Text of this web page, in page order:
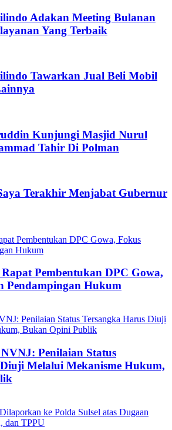
Adakan Meeting Bulanan
Yang Terbaik
Tawarkan Jual Beli Mobil
Kunjungi Masjid Nurul
Tahir Di Polman
Terakhir Menjabat Gubernur
Pembentukan DPC Gowa,
Pendampingan Hukum
Penilaian Status
Melalui Mekanisme Hukum,